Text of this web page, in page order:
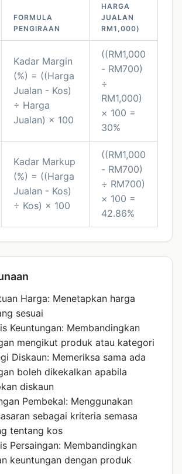
FORMULA
PENGIRAAN
HARGA
JUALAN
RM1,000)
Kadar Margin
(%) = ((Harga
Jualan - Kos)
÷ Harga
Jualan) × 100
((RM1,000
- RM700)
÷
RM1,000)
× 100 =
30%
Kadar Markup
(%) = ((Harga
Jualan - Kos)
÷ Kos) × 100
((RM1,000
- RM700)
÷ RM700)
× 100 =
42.86%
Harga: Menetapkan harga
sesuai
Keuntungan: Membandingkan
mengikut produk atau kategori
Diskaun: Memeriksa sama ada
boleh dikekalkan apabila
diskaun
Pembekal: Menggunakan
sebagai kriteria semasa
tentang kos
Persaingan: Membandingkan
keuntungan dengan produk